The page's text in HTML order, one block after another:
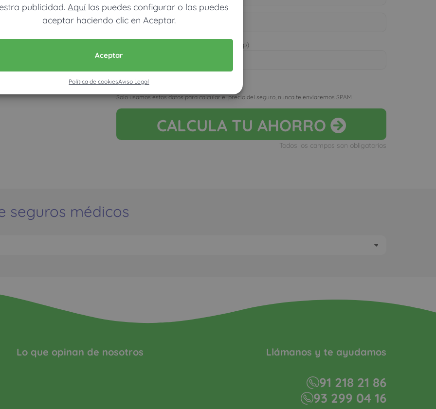
publicidad.Aquí las puedes configurar o las puedes
aceptar haciendo clic en Aceptar.
Aceptar
Política de cookiesAviso Legal
Móvil (Enviamos resultados vía WhatsApp)
Acepto la nota legal y RGPD
Solo usamos estos datos para calcular el precio del seguro, nunca te enviaremos SPAM
CALCULA TU AHORRO
Todos los campos son obligatorios
seguros médicos
Lo que opinan de nosotros Llámanos y te ayudamos
91 218 21 86
93 299 04 16